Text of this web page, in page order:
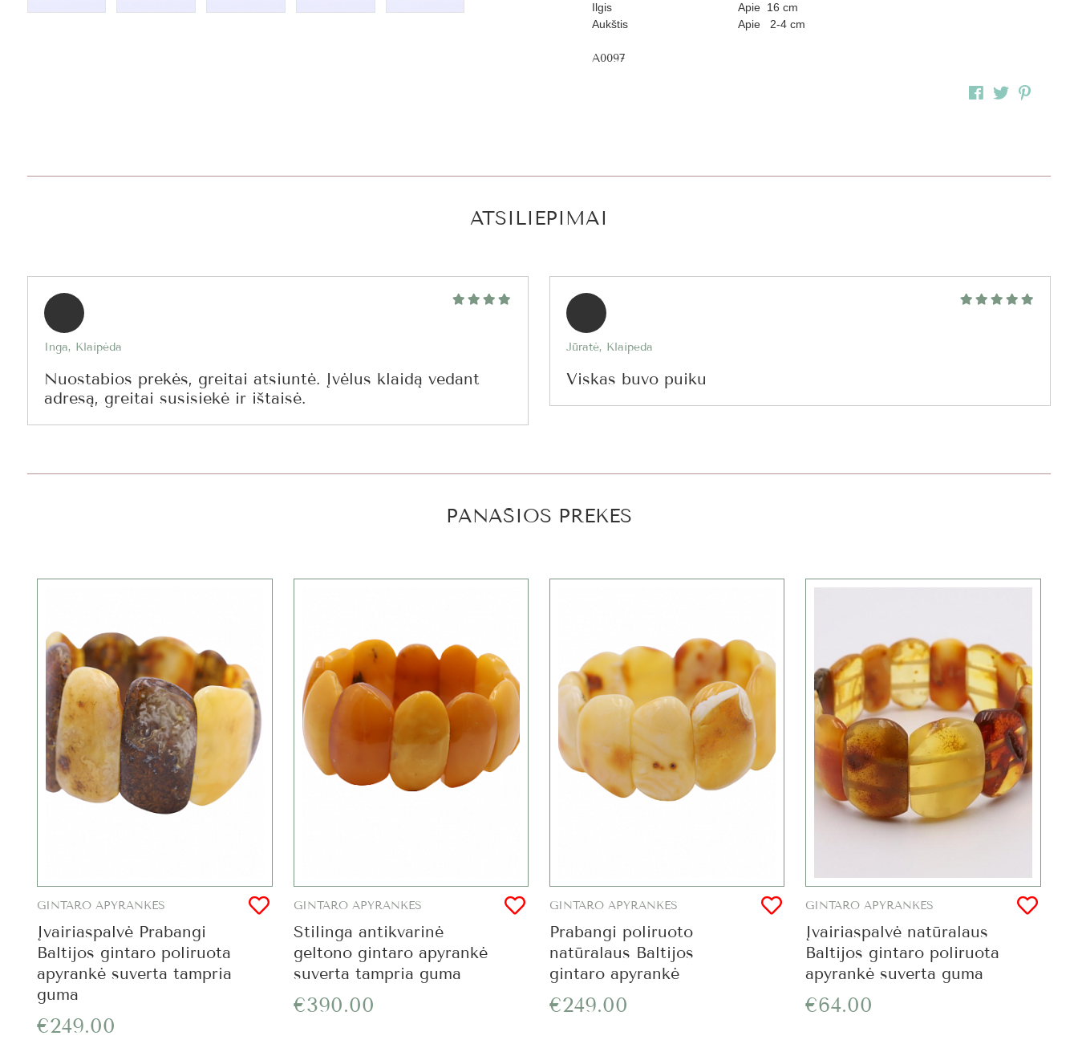
Ilgis
Aukštis
Apie 16 cm
Apie 2-4 cm
A0097
ATSILIEPIMAI
Inga, Klaipėda
Nuostabios prekės, greitai atsiuntė. Įvėlus klaidą vedant
adresą, greitai susisiekė ir ištaisė.
Jūratė, Klaipeda
Viskas buvo puiku
PANAŠIOS PREKĖS
GINTARO APYRANKĖS
Įvairiaspalvė Prabangi
Baltijos gintaro poliruota
apyrankė suverta tampria
guma
€249.00
GINTARO APYRANKĖS
Stilinga antikvarinė
geltono gintaro apyrankė
suverta tampria guma
€390.00
GINTARO APYRANKĖS
Prabangi poliruoto
natūralaus Baltijos
gintaro apyrankė
€249.00
GINTARO APYRANKĖS
Įvairiaspalvė natūralaus
Baltijos gintaro poliruota
apyrankė suverta guma
€64.00